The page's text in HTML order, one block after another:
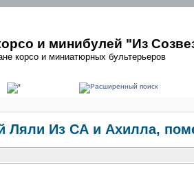
и минибулей "Из
корсо и миниатюрных бультерьеров
Ляли Из СА и Ахилла,